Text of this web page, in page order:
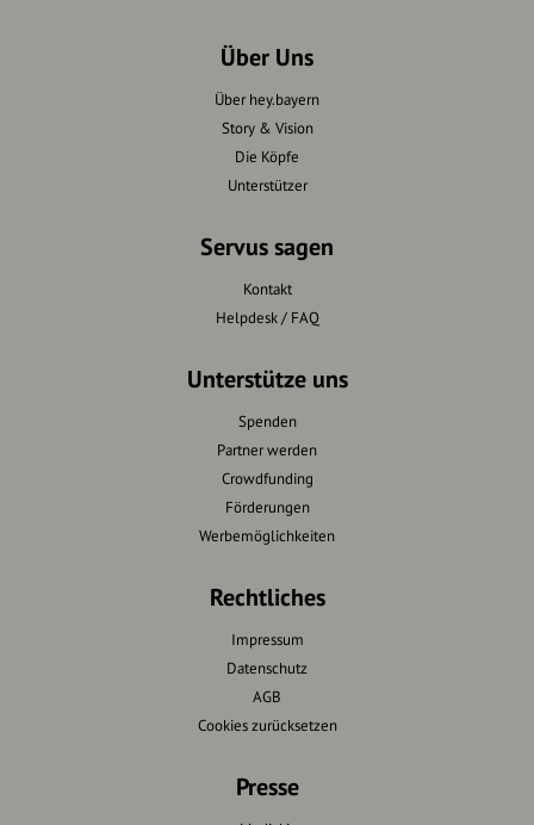
Über Uns
Über hey.bayern
Story & Vision
Die Köpfe
Unterstützer
Servus sagen
Kontakt
Helpdesk / FAQ
Unterstütze uns
Spenden
Partner werden
Crowdfunding
Förderungen
Werbemöglichkeiten
Rechtliches
Impressum
Datenschutz
AGB
Cookies zurücksetzen
Presse